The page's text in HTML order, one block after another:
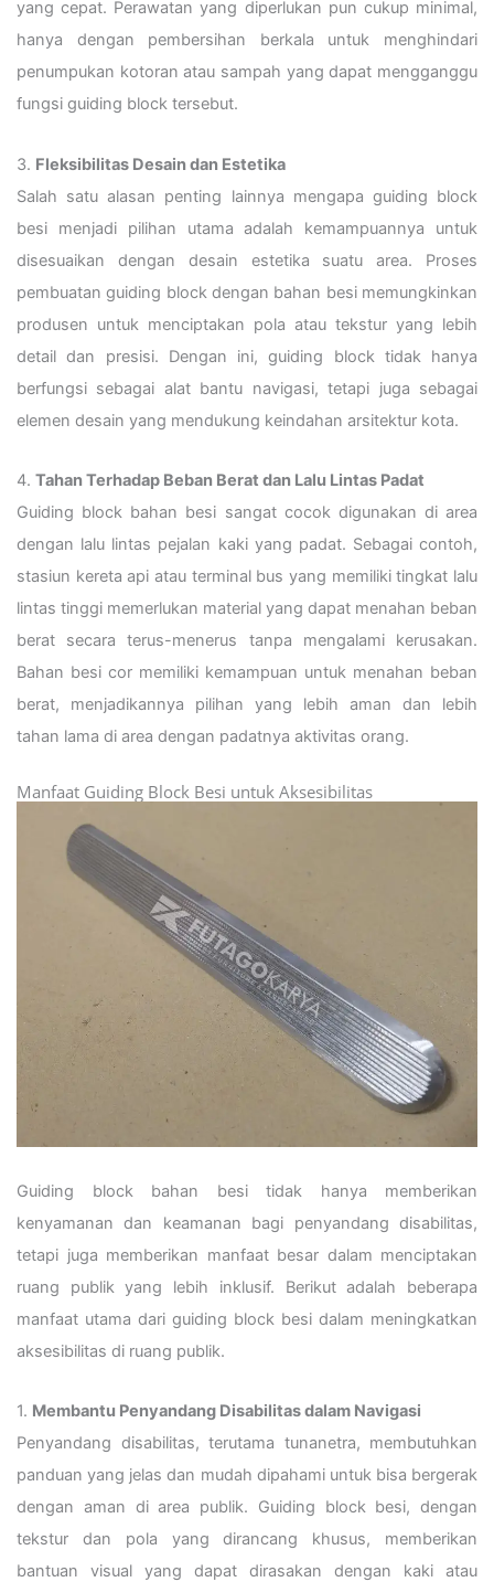
yang cepat. Perawatan yang diperlukan pun cukup minimal,
hanya dengan pembersihan berkala untuk menghindari
penumpukan kotoran atau sampah yang dapat mengganggu
fungsi guiding block tersebut.
3. Fleksibilitas Desain dan Estetika
Salah satu alasan penting lainnya mengapa guiding block
besi menjadi pilihan utama adalah kemampuannya untuk
disesuaikan dengan desain estetika suatu area. Proses
pembuatan guiding block dengan bahan besi memungkinkan
produsen untuk menciptakan pola atau tekstur yang lebih
detail dan presisi. Dengan ini, guiding block tidak hanya
berfungsi sebagai alat bantu navigasi, tetapi juga sebagai
elemen desain yang mendukung keindahan arsitektur kota.
4. Tahan Terhadap Beban Berat dan Lalu Lintas Padat
Guiding block bahan besi sangat cocok digunakan di area
dengan lalu lintas pejalan kaki yang padat. Sebagai contoh,
stasiun kereta api atau terminal bus yang memiliki tingkat lalu
lintas tinggi memerlukan material yang dapat menahan beban
berat secara terus-menerus tanpa mengalami kerusakan.
Bahan besi cor memiliki kemampuan untuk menahan beban
berat, menjadikannya pilihan yang lebih aman dan lebih
tahan lama di area dengan padatnya aktivitas orang.
Manfaat Guiding Block Besi untuk Aksesibilitas
Guiding block bahan besi tidak hanya memberikan
kenyamanan dan keamanan bagi penyandang disabilitas,
tetapi juga memberikan manfaat besar dalam menciptakan
ruang publik yang lebih inklusif. Berikut adalah beberapa
manfaat utama dari guiding block besi dalam meningkatkan
aksesibilitas di ruang publik.
1. Membantu Penyandang Disabilitas dalam Navigasi
Penyandang disabilitas, terutama tunanetra, membutuhkan
panduan yang jelas dan mudah dipahami untuk bisa bergerak
dengan aman di area publik. Guiding block besi, dengan
tekstur dan pola yang dirancang khusus, memberikan
bantuan visual yang dapat dirasakan dengan kaki atau